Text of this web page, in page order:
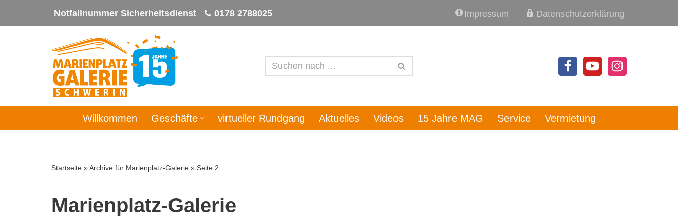
Zum
Notfallnummer Sicherheitsdienst 0178 2788025 Impressum Datenschutzerklärung
Willkommen Geschäfte virtueller Rundgang Aktuelles Videos 15 Jahre MAG Service Vermietung
Startseite »Archive für Marienplatz-Galerie » Seite 2
Marienplatz-Galerie